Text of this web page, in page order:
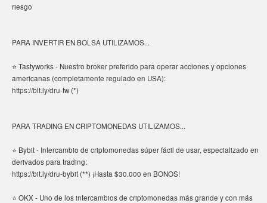
riesgo
PARA INVERTIR EN BOLSA UTILIZAMOS...
⭐ Tastyworks - Nuestro broker preferido para operar acciones y opciones
americanas (completamente regulado en USA):
https://bit.ly/dru-tw (*)
PARA TRADING EN CRIPTOMONEDAS UTILIZAMOS...
⭐ Bybit - Intercambio de criptomonedas súper fácil de usar, especializado en
derivados para trading:
https://bit.ly/dru-bybit (**) ¡Hasta $30.000 en BONOS!
⭐ OKX - Uno de los intercambios de criptomonedas más grande y con más